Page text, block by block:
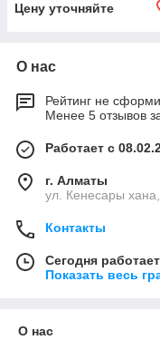
Цену уточняйте
О нас
Рейтинг не
Менее 5 отзывов
Работает с
г. Алматы
ул. Кенесары
Контакты
Сегодня
Показать весь
О нас